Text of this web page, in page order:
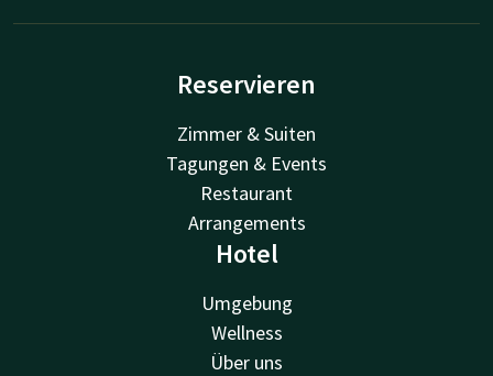
Reservieren
Zimmer & Suiten
Tagungen & Events
Restaurant
Arrangements
Hotel
Umgebung
Wellness
Über uns